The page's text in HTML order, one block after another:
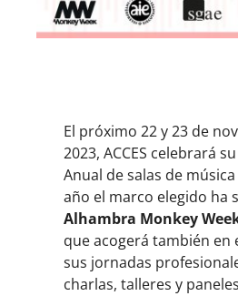
El próximo 22 y 23 de
2023, ACCES celebrará
Anual de salas de
año el marco elegido ha
Alhambra Monkey
que acogerá también en
sus jornadas
charlas, talleres y